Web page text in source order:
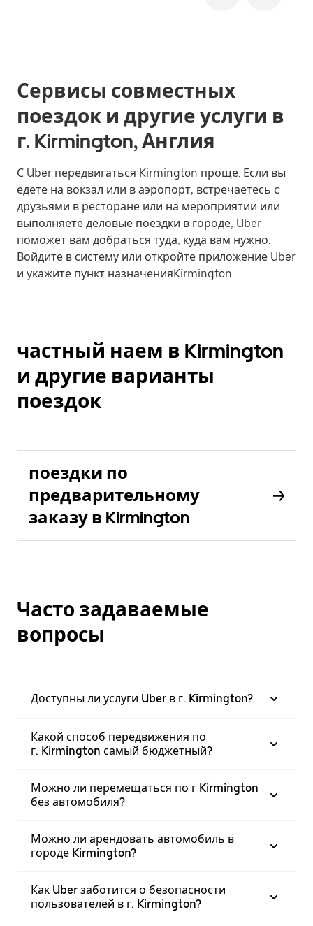
Сервисы совместных
поездок и другие услуги в
г. Kirmington, Англия
С Uber передвигаться Kirmington проще. Если вы
едете на вокзал или в аэропорт, встречаетесь с
друзьями в ресторане или на мероприятии или
выполняете деловые поездки в городе, Uber
поможет вам добраться туда, куда вам нужно.
Войдите в систему или откройте приложение Uber
и укажите пункт назначенияKirmington.
частный наем в Kirmington
и другие варианты
поездок
поездки по
предварительному
заказу в Kirmington
Часто задаваемые
вопросы
Доступны ли услуги Uber в г. Kirmington?
Какой способ передвижения по
г. Kirmington самый бюджетный?
Можно ли перемещаться по г Kirmington
без автомобиля?
Можно ли арендовать автомобиль в
городе Kirmington?
Как Uber заботится о безопасности
пользователей в г. Kirmington?